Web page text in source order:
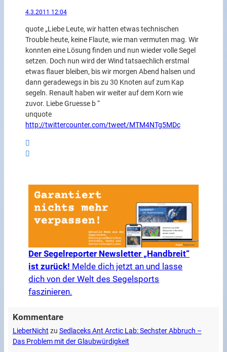
4.3.2011 12:04
quote „Liebe Leute, wir hatten etwas technischen
Trouble heute, keine Flaute, wie man vermuten mag. Wir
konnten eine Lösung finden und nun wieder volle Segel
setzen. Doch nun wird der Wind tatsaechlich erstmal
etwas flauer bleiben, bis wir morgen Abend halsen und
dann geradewegs in bis zu 30 Knoten auf zum Kap
segeln. Renault haben wir weiter auf dem Korn wie
zuvor. Liebe Gruesse b “
unquote
http://twittercounter.com/tweet/MTM4NTg5MDc
Der Segelreporter Newsletter „Handbreit“
ist zurück! Melde dich jetzt an und lasse
dich von der Welt des Segelsports
faszinieren.
Kommentare
LieberNicht zu Sedlaceks Ant Arctic Lab: Sechster Abbruch –
Das Problem mit der Glaubwürdigkeit